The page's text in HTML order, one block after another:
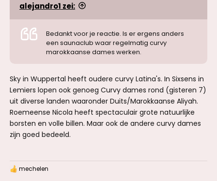
alejandro1 zei:
Bedankt voor je reactie. Is er ergens anders
een saunaclub waar regelmatig curvy
marokkaanse dames werken.
Sky in Wuppertal heeft oudere curvy Latina's. In Sixsens in
Lemiers lopen ook genoeg Curvy dames rond (gisteren 7)
uit diverse landen waaronder Duits/Marokkaanse Aliyah.
Roemeense Nicola heeft spectaculair grote natuurlijke
borsten en volle billen. Maar ook de andere curvy dames
zijn goed bedeeld.
W mechelen